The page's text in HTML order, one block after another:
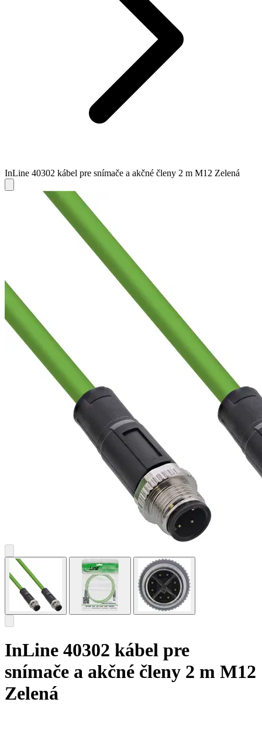
InLine 40302 kábel pre snímače a akčné členy 2 m M12 Zelená
InLine 40302 kábel pre
snímače a akčné členy 2 m M12
Zelená